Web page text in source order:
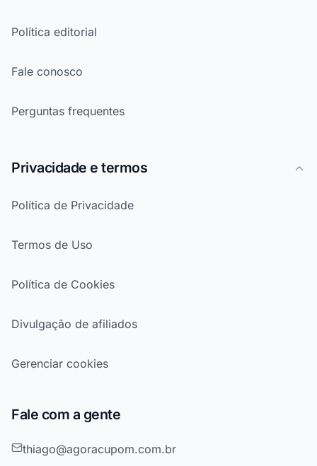
Política editorial
Fale conosco
Perguntas frequentes
Privacidade e termos
Política de Privacidade
Termos de Uso
Política de Cookies
Divulgação de afiliados
Gerenciar cookies
Fale com a gente
thiago@agoracupom.com.br